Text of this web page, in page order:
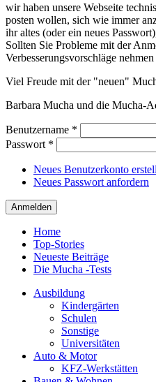
wir haben unsere Webseite
posten wollen, sich wie immer
ihr altes (oder ein neues
Sollten Sie Probleme mit der
Verbesserungsvorschläge
Viel Freude mit der "neuen"
Barbara Mucha und die Mucha-
Benutzername *
Passwort *
Neues Benutzerkonto
Neues Passwort anfordern
Home
Top-Stories
Neueste Beiträge
Die Mucha -Tests
Ausbildung
Kindergärten
Schulen
Sonstige
Universitäten
Auto & Motor
KFZ-Werkstätten